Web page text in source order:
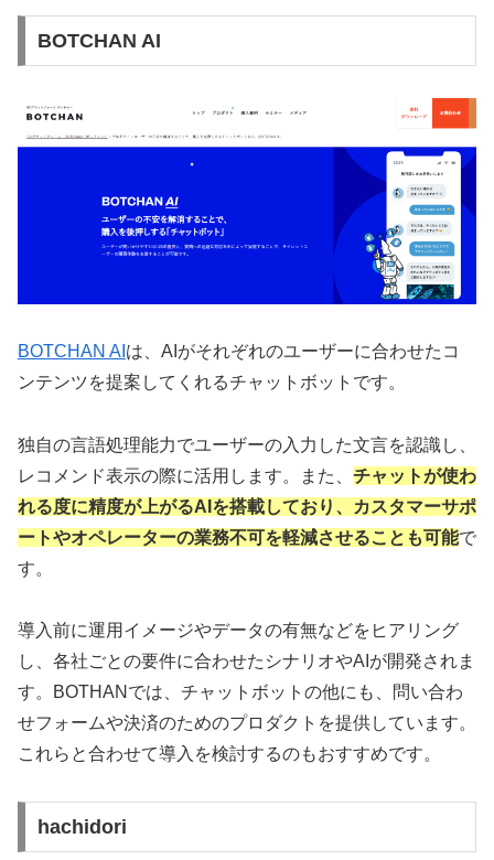
BOTCHAN AI
BOTCHAN AI は、AIがそれぞれのユーザーに合わせたコ
ンテンツを提案してくれるチャットボットです。
独自の言語処理能力でユーザーの入力した文言を認識し、
レコメンド表示の際に活用します。また、 チャットが使わ
れる度に精度が上がるAIを搭載しており、カスタマーサポ
ートやオペレーターの業務不可を軽減させることも可能で
す。
導入前に運用イメージやデータの有無などをヒアリング
し、各社ごとの要件に合わせたシナリオやAIが開発されま
す。BOTHANでは、チャットボットの他にも、問い合わ
せフォームや決済のためのプロダクトを提供しています。
これらと合わせて導入を検討するのもおすすめです。
hachidori